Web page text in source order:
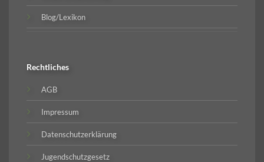
Blog/Lexikon
Rechtliches
AGB
Impressum
Datenschutzerklärung
Jugendschutzgesetz